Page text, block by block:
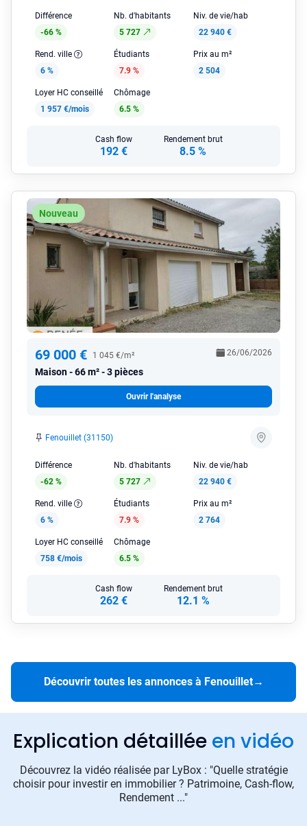
Différence
-66 %
Nb. d'habitants
5 727
Niv. de vie/hab
22 940 €
Rend. ville
6 %
Étudiants
7.9 %
Prix au m²
2 504
Loyer HC conseillé
1 957 €/mois
Chômage
6.5 %
Cash flow
192 €
Rendement brut
8.5 %
Nouveau
69 000 € 1 045 €/m²
Maison 66 m² - 3 pièces
26/06/2026
Ouvrir l'analyse
Fenouillet (31150)
Différence
-62 %
Nb. d'habitants
5 727
Niv. de vie/hab
22 940 €
Rend. ville
6 %
Étudiants
7.9 %
Prix au m²
2 764
Loyer HC conseillé
758 €/mois
Chômage
6.5 %
Cash flow
262 €
Rendement brut
12.1 %
Découvrir toutes les annonces à Fenouillet→
Explication détaillée en vidéo
Découvrez la vidéo réalisée par LyBox : "Quelle stratégie
choisir pour investir en immobilier ? Patrimoine, Cash-flow,
Rendement ..."